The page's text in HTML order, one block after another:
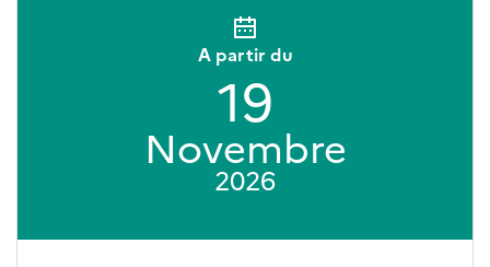
A partir du
19
Novembre
2026